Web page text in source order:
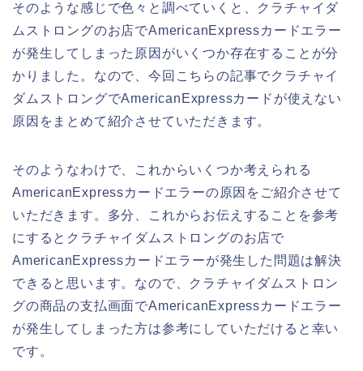
そのような感じで色々と調べていくと、クラチャイダ
ムストロングのお店でAmericanExpressカードエラー
が発生してしまった原因がいくつか存在することが分
かりました。なので、今回こちらの記事でクラチャイ
ダムストロングでAmericanExpressカードが使えない
原因をまとめて紹介させていただきます。
そのようなわけで、これからいくつか考えられる
AmericanExpressカードエラーの原因をご紹介させて
いただきます。多分、これからお伝えすることを参考
にするとクラチャイダムストロングのお店で
AmericanExpressカードエラーが発生した問題は解決
できると思います。なので、クラチャイダムストロン
グの商品の支払画面でAmericanExpressカードエラー
が発生してしまった方は参考にしていただけると幸い
です。